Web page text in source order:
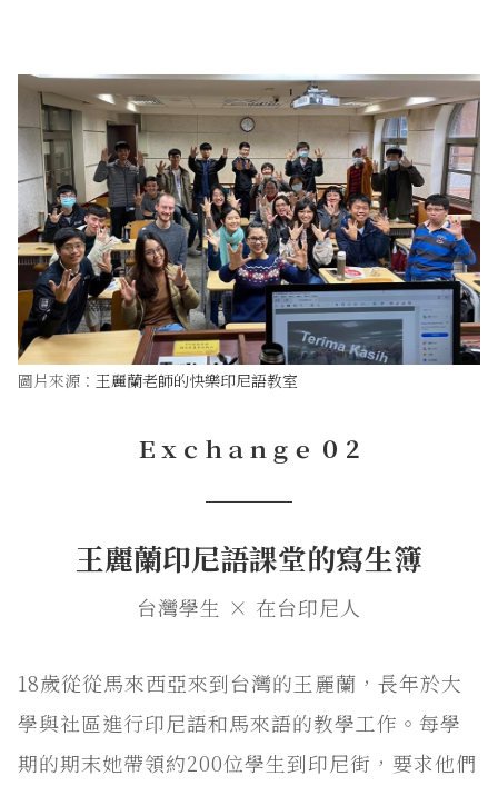
圖片來源： 王麗蘭老師的快樂印尼語教室
Ｅｘｃｈａｎｇｅ ０２
───
王麗蘭印尼語課堂的寫生簿
台灣學生 × 在台印尼人
18歲從從馬來西亞來到台灣的王麗蘭，長年於大
學與社區進行印尼語和馬來語的教學工作。每學
期的期末她帶領約200位學生到印尼街，要求他們